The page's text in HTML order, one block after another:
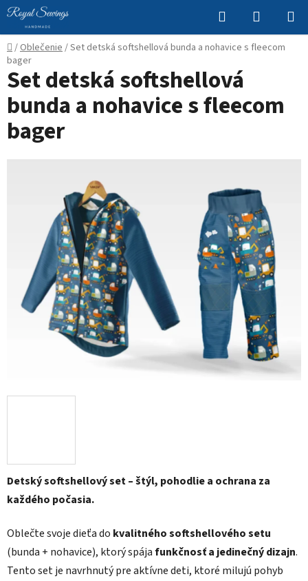
Prejsť
na
obsah
Hľadať
KOŠÍK
Domov
/Oblečenie/Set detská softshellová bunda a nohavice s fleecom
bager
Detský softshellový set – štýl, pohodlie a ochrana za
každého počasia.
Oblečte svoje dieťa do kvalitného softshellového setu
(bunda + nohavice), ktorý spájafunkčnosť a jedinečný dizajn.
Tento set je navrhnutý pre aktívne deti, ktoré milujú pohyb
Set detská softshellová
bunda a nohavice s fleecom
bager